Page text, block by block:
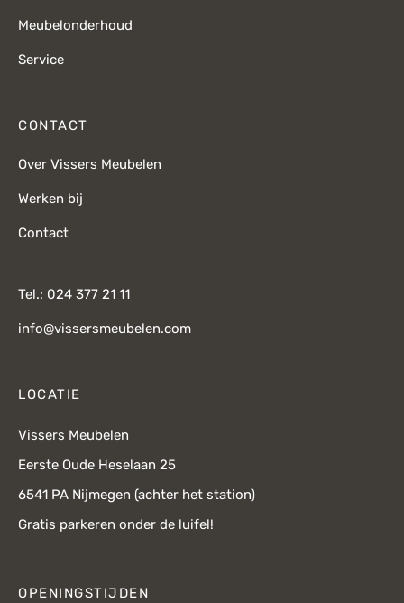
Meubelonderhoud
Service
CONTACT
Over Vissers Meubelen
Werken bij
Contact
Tel.: 024 377 21 11
info@vissersmeubelen.com
LOCATIE
Vissers Meubelen
Eerste Oude Heselaan 25
6541 PA Nijmegen (achter het station)
Gratis parkeren onder de luifel!
OPENINGSTIJDEN